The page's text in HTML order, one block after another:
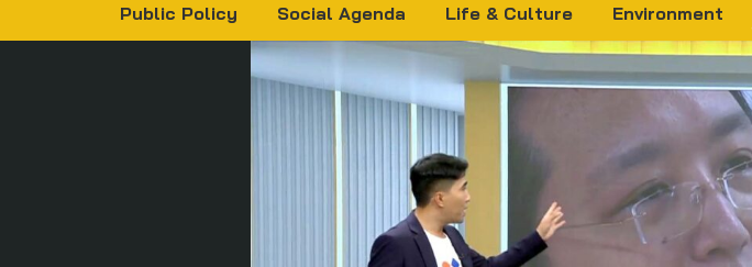
Public Policy Social Agenda Life & Culture Environment